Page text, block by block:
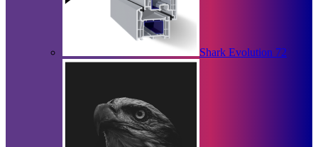
Shark Evolution 72